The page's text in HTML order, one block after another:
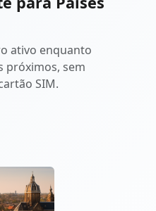
ativo enquanto
próximos, sem
SIM.